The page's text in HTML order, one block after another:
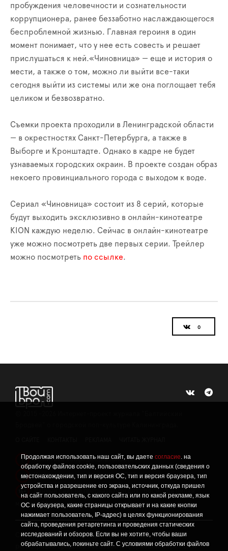
Продолжая использовать наш сайт, вы даете согласие. на
обработку файлов cookie, пользовательских данных (сведения о
местонахождении, тип и версия ОС, тип и версия браузера, тип
устройства и разрешение его экрана, источник, откуда пришел
на сайт пользователь, с какого сайта или по какой рекламе, язык
ОС и браузера, какие страницы открывает и на какие кнопки
нажимает пользователь, IP-адрес) в целях функционирования
сайта, проведения ретаргетинга и проведения статических
исследований и обзоров. Если вы не хотите, чтобы ваши
обрабатывались, покиньте сайт. С условиями обработки файлов
пробуждения человечности и сознательности
коррупционера, ранее беззаботно наслаждающегося
беспроблемной жизнью. Главная героиня в один
момент понимает, что у нее есть совесть и решает
прислушаться к ней.«Чиновница» — еще и история о
мести, а также о том, можно ли выйти все-таки
сегодня выйти из системы или же она поглощает тебя
целиком и безвозвратно.
Съемки проекта проходили в Ленинградской области
— в окрестностях Санкт-Петербурга, а также в
Выборге и Кронштадте. Однако в кадре не будет
узнаваемых городских окраин. В проекте создан образ
некоего провинциального города с выходом к воде.
Сериал «Чиновница» состоит из 8 серий, которые
будут выходить эксклюзивно в онлайн-кинотеатре
KION каждую неделю. Сейчас в онлайн-кинотеатре
уже можно посмотреть две первых серии. Трейлер
можно посмотреть по ссылке.
! Политика конфиденциальности
! Информация о проведении СОУТ
Данный сайт не предназначен для просмотра лицам
младше 16 лет.
Сетевое издание «Твой Бро», реестровая запись о
регистрации средства массовой информации: серия Эл №